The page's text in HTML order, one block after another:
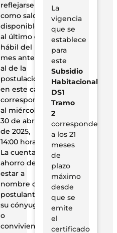
reflejarse
como saldo
disponible,
al último día
hábil del
mes anterior
al de la
postulación,
en este caso
corresponde
al miércoles
30 de abril
de 2025,
14:00 horas.
La cuenta de
ahorro debe
estar a
nombre del
postulante,
su cónyuge
o
conviviente
La
vigencia
que se
establece
para
este
Subsidio
Habitacional
DS1
Tramo
2
corresponde
a los 21
meses
de
plazo
máximo
desde
que se
emite
el
certificado